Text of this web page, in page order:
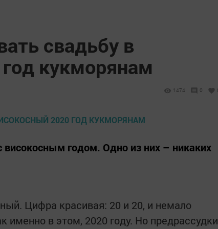
свадьбу в
кукморянам
1474 0
годом. Одно из них – никаких
Цифра красивая: 20 и 20, и немало
именно в этом, 2020 году. Но